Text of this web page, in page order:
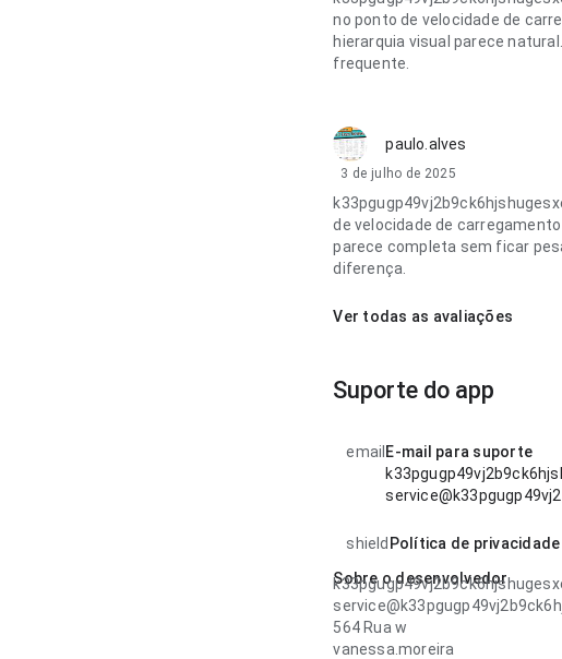
no ponto de velocidade de
hierarquia visual parece
frequente.
paulo.alves
3 de julho de 2025
de velocidade de
parece completa sem ficar
diferença.
Ver todas as avaliações
Suporte do app
email E-mail para suporte
shield Política de privacidade
Sobre o desenvolvedor
564 Rua w
vanessa.moreira